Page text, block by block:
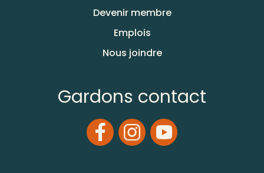
Devenir membre
Emplois
Nous joindre
Gardons contact